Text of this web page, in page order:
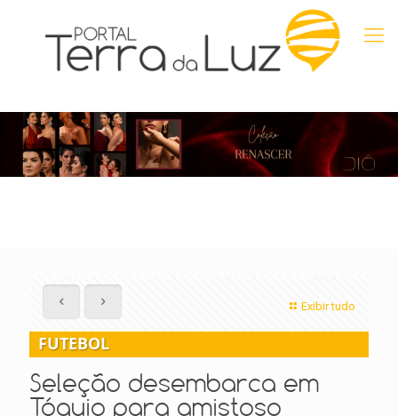
Exibir tudo
FUTEBOL
Seleção desembarca em
Tóquio para amistoso